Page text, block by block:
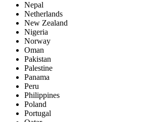
Nepal
Netherlands
New Zealand
Nigeria
Norway
Oman
Pakistan
Palestine
Panama
Peru
Philippines
Poland
Portugal